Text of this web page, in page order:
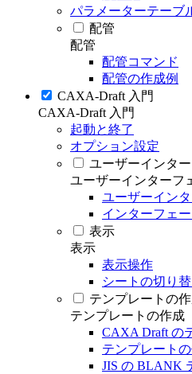
パラメーターテーブ
配管
配管
配管コマンド
配管の作成例
CAXA-Draft 入門
CAXA-Draft 入門
起動と終了
オプション設定
ユーザーインタ
ユーザーインターフ
ユーザーイン
インターフェ
表示
表示
表示操作
シートの切り替
テンプレートの
テンプレートの作成
CAXA Draft の
テンプレート
JIS の BLANK